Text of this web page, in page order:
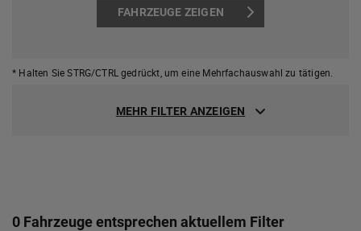
FAHRZEUGE ZEIGEN
* Halten Sie STRG/CTRL gedrückt, um eine Mehrfachauswahl zu tätigen.
MEHR FILTER ANZEIGEN
0 Fahrzeuge entsprechen aktuellem Filter